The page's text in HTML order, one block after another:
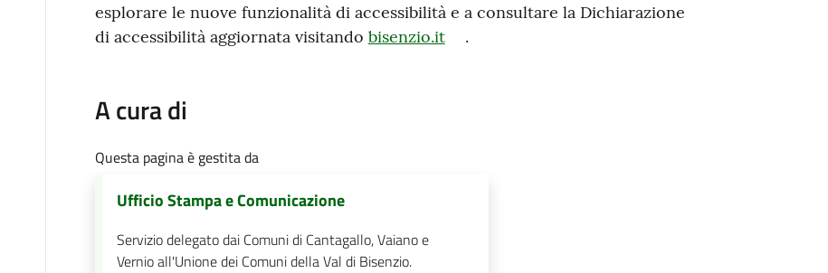
esplorare le nuove funzionalità di accessibilità e a consultare la Dichiarazione
di accessibilità aggiornata visitando bisenzio.it .
A cura di
Questa pagina è gestita da
Ufficio Stampa e Comunicazione
Servizio delegato dai Comuni di Cantagallo, Vaiano e
Vernio all'Unione dei Comuni della Val di Bisenzio.